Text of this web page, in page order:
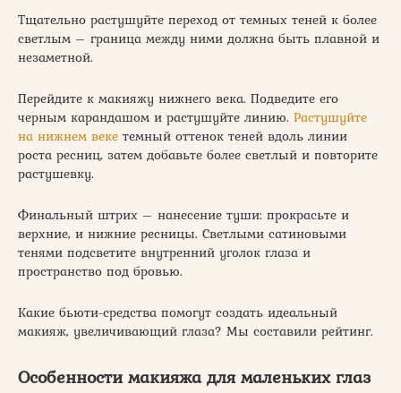
Тщательно растушуйте переход от темных теней к более
светлым – граница между ними должна быть плавной и
незаметной.
Перейдите к макияжу нижнего века. Подведите его
черным карандашом и растушуйте линию. Растушуйте
на нижнем веке темный оттенок теней вдоль линии
роста ресниц, затем добавьте более светлый и повторите
растушевку.
Финальный штрих – нанесение туши: прокрасьте и
верхние, и нижние ресницы. Светлыми сатиновыми
тенями подсветите внутренний уголок глаза и
пространство под бровью.
Какие бьюти-средства помогут создать идеальный
макияж, увеличивающий глаза? Мы составили рейтинг.
Особенности макияжа для маленьких глаз